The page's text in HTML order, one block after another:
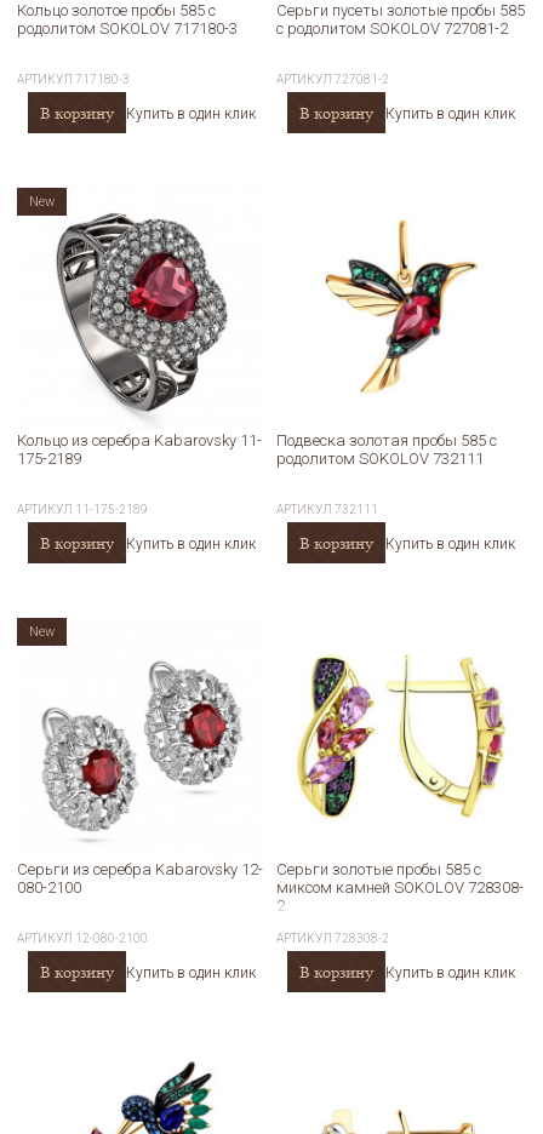
Кольцо золотое пробы 585 с
родолитом SOKOLOV 717180-3
АРТИКУЛ717180-3
В корзину Купить в один клик
Серьги пусеты золотые пробы 585
с родолитом SOKOLOV 727081-2
АРТИКУЛ727081-2
В корзину Купить в один клик
Кольцо из серебра Kabarovsky 11-
175-2189
АРТИКУЛ 11-175-2189
В корзину Купить в один клик
New
Подвеска золотая пробы 585 с
родолитом SOKOLOV 732111
АРТИКУЛ732111
В корзину Купить в один клик
Серьги из серебра Kabarovsky 12-
080-2100
АРТИКУЛ 12-080-2100
В корзину Купить в один клик
New
Серьги золотые пробы 585 с
миксом камней SOKOLOV 728308-
2
АРТИКУЛ728308-2
В корзину Купить в один клик